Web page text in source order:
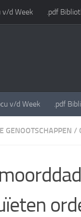
v/d Week .pdf
v/d Week .pdf
GENOOTSCHAPPEN /